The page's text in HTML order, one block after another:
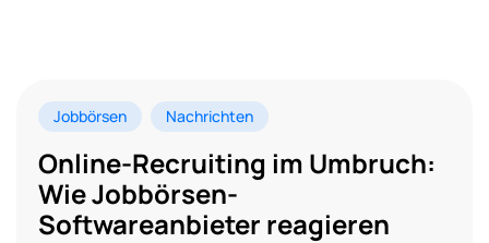
Jobbörsen Nachrichten
Online-Recruiting im Umbruch:
Wie Jobbörsen-
Softwareanbieter reagieren